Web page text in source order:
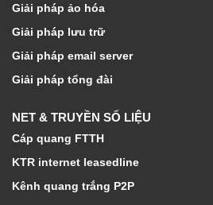
Giải pháp ảo hóa
Giải pháp lưu trữ
Giải pháp email server
Giải pháp tổng đài
NET & TRUYỀN SỐ LIỆU
Cáp quang FTTH
KTR internet leasedline
Kênh quang trắng P2P